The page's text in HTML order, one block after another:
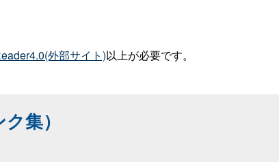
外部サイト)以上が必要です。
集）